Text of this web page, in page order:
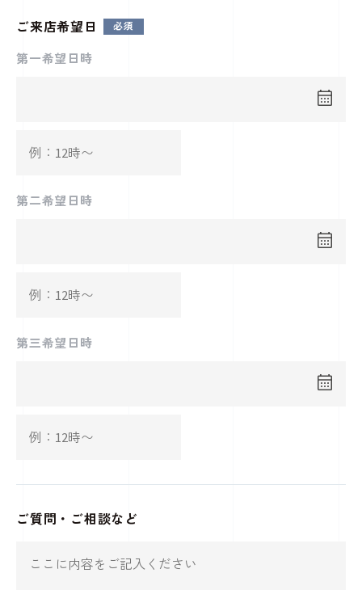
ご来店希望日
第一希望日時
第二希望日時
第三希望日時
ご質問・ご相談など